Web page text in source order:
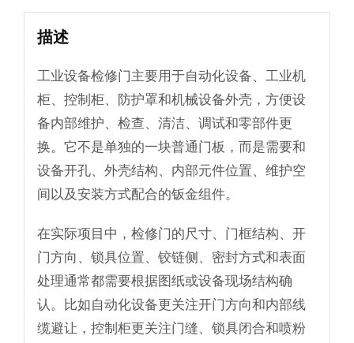
描述
工业设备检修门主要用于自动化设备、工业机
柜、控制柜、防护罩和机械设备外壳，方便设
备内部维护、检查、清洁、调试和零部件更
换。它不是单独的一块普通门板，而是需要和
设备开孔、外壳结构、内部元件位置、维护空
间以及安装方式配合的钣金组件。
在实际项目中，检修门的尺寸、门框结构、开
门方向、锁具位置、铰链侧、密封方式和表面
处理通常都需要根据图纸或设备现场结构确
认。比如自动化设备更关注开门方向和内部线
缆避让，控制柜更关注门缝、锁具闭合和喷粉